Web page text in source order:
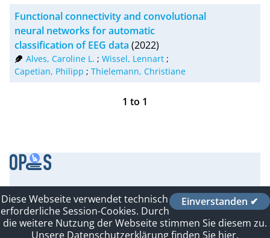
RIS
XML
Functional connectivity and convolutional
neural networks for automatic
classification of EEG data (2022)
Alves, Caroline L. ; Wissel, Lennart;
Capetian, Philipp ; Thielemann, Christiane
1 to 1
Contact
Imprint
Datenschutzerklärung
Sitelinks
Einverstanden ✔
Diese Webseite verwendet technisch
erforderliche Session-Cookies. Durch
die weitere Nutzung der Webseite stimmen Sie diesem zu.
Unsere Datenschutzerklärung finden Sie hier.